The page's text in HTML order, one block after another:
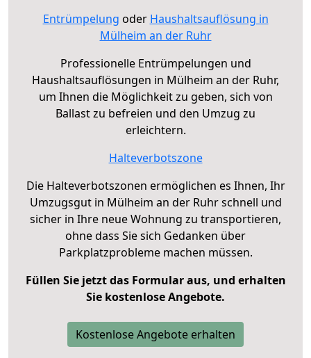
Entrümpelung oder Haushaltsauflösung in
Mülheim an der Ruhr
Professionelle Entrümpelungen und
Haushaltsauflösungen in Mülheim an der Ruhr,
um Ihnen die Möglichkeit zu geben, sich von
Ballast zu befreien und den Umzug zu
erleichtern.
Halteverbotszone
Die Halteverbotszonen ermöglichen es Ihnen, Ihr
Umzugsgut in Mülheim an der Ruhr schnell und
sicher in Ihre neue Wohnung zu transportieren,
ohne dass Sie sich Gedanken über
Parkplatzprobleme machen müssen.
Füllen Sie jetzt das Formular aus, und erhalten
Sie kostenlose Angebote.
Kostenlose Angebote erhalten